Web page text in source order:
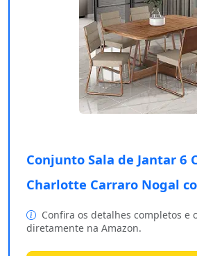
Conjunto Sala de Jantar 6
Charlotte Carraro Nogal
Confira os detalhes completos e
diretamente na Amazon.